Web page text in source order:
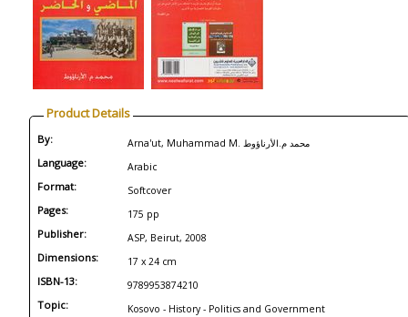
Product Details
By: Arna'ut, Muhammad M. محمد م.الأرناؤوط
Language: Arabic
Format: Softcover
Pages: 175 pp
Publisher: ASP, Beirut, 2008
Dimensions: 17 x 24 cm
ISBN-13: 9789953874210
Topic: Kosovo - History - Politics and Government